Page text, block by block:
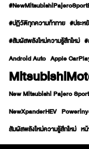
#ปฏิวัติทุกความท้าทาย #ประห
#สัมผัสพลังใหม่ความรู้สึกใหม่
Android Auto Apple
New Mitsubishi Pajero
NewXpanderHEV
สัมผัสพลังใหม่ความรู้สึกใหม่ ห